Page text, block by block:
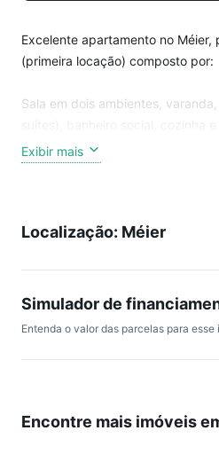
Excelente apartamento no Méier,
(primeira locação) composto por:
Sala em dois ambientes,
1 vaga e prédio com
aviso prévio. As mobílias não
imóveis que possuem informação
possível que existam imóveis no
vendidos ou alugados.
Exibir mais
Localização: Méier
Simulador de
Entenda o valor das parcelas para esse
Encontre mais imóveis